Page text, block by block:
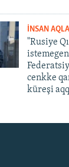
İNSAN
"Rusiye
cenkke
küreşi